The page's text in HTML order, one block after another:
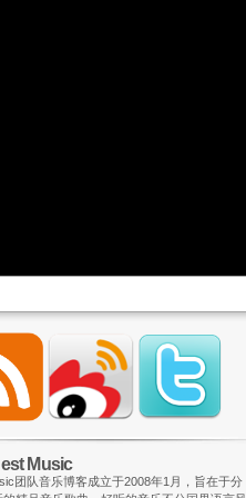
Music
团队音乐博客成立于2008年1月，旨在于分